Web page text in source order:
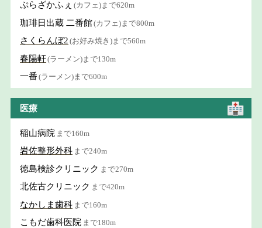
ぷらざかふぇ (カフェ)まで620m
珈琲日出蔵 二番館(カフェ)まで800m
さくらんぼ2 (お好み焼き)まで560m
春陽軒(ラーメン)まで130m
一番 (ラーメン)まで600m
医療
稲山病院 まで160m
岩佐整形外科 まで240m
徳島検診クリニック まで270m
北佐古クリニック まで420m
なかしま歯科 まで160m
こもだ歯科医院 まで180m